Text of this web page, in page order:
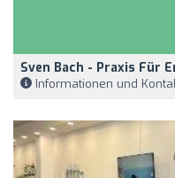
Sven Bach - Praxis Für
Informationen und